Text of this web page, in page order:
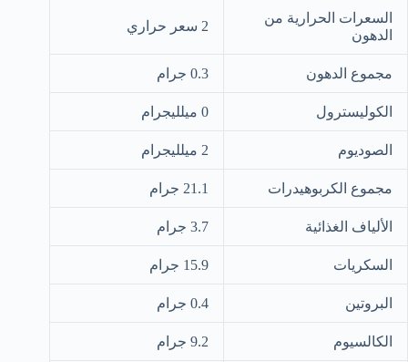
السعرات الحرارية من
الدهون
2 سعر حراري
مجموع الدهون 0.3 جرام
الكوليسترول 0 ميلليجرام
الصوديوم 2 ميلليجرام
مجموع الكربوهيدرات 21.1 جرام
الألياف الغذائية 3.7 جرام
السكريات 15.9 جرام
البروتين 0.4 جرام
الكالسيوم 9.2 جرام